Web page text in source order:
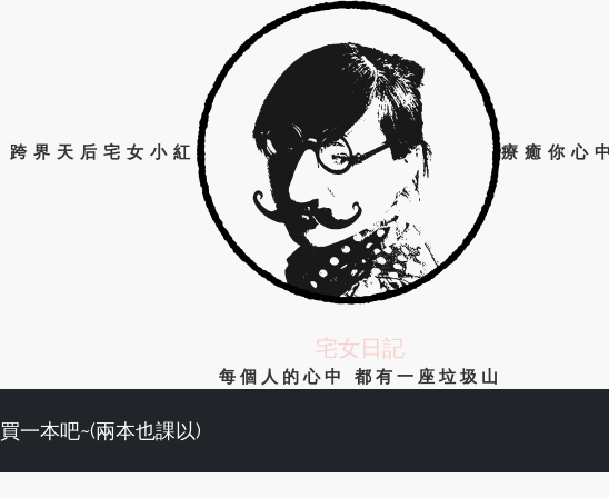
跨界天后宅女小紅 療癒你心
宅女日記
每個人的心中 都有一座垃圾山
買一本吧~(兩本也課以)